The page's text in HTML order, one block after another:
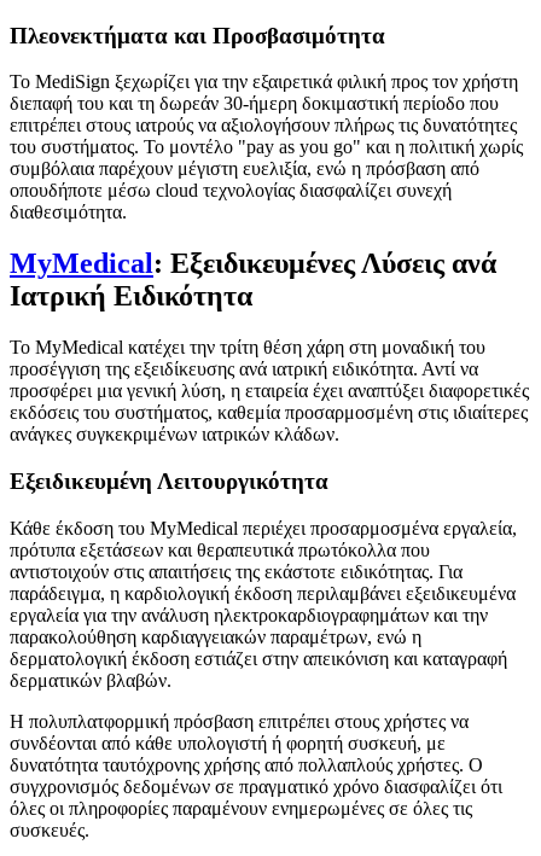
Πλεονεκτήματα και Προσβασιμότητα
Το MediSign ξεχωρίζει για την εξαιρετικά φιλική προς τον χρήστη
διεπαφή του και τη δωρεάν 30-ήμερη δοκιμαστική περίοδο που
επιτρέπει στους ιατρούς να αξιολογήσουν πλήρως τις δυνατότητες
του συστήματος. Το μοντέλο "pay as you go" και η πολιτική χωρίς
συμβόλαια παρέχουν μέγιστη ευελιξία, ενώ η πρόσβαση από
οπουδήποτε μέσω cloud τεχνολογίας διασφαλίζει συνεχή
διαθεσιμότητα.
MyMedical: Εξειδικευμένες Λύσεις ανά
Ιατρική Ειδικότητα
Το MyMedical κατέχει την τρίτη θέση χάρη στη μοναδική του
προσέγγιση της εξειδίκευσης ανά ιατρική ειδικότητα. Αντί να
προσφέρει μια γενική λύση, η εταιρεία έχει αναπτύξει διαφορετικές
εκδόσεις του συστήματος, καθεμία προσαρμοσμένη στις ιδιαίτερες
ανάγκες συγκεκριμένων ιατρικών κλάδων.
Εξειδικευμένη Λειτουργικότητα
Κάθε έκδοση του MyMedical περιέχει προσαρμοσμένα εργαλεία,
πρότυπα εξετάσεων και θεραπευτικά πρωτόκολλα που
αντιστοιχούν στις απαιτήσεις της εκάστοτε ειδικότητας. Για
παράδειγμα, η καρδιολογική έκδοση περιλαμβάνει εξειδικευμένα
εργαλεία για την ανάλυση ηλεκτροκαρδιογραφημάτων και την
παρακολούθηση καρδιαγγειακών παραμέτρων, ενώ η
δερματολογική έκδοση εστιάζει στην απεικόνιση και καταγραφή
δερματικών βλαβών.
Η πολυπλατφορμική πρόσβαση επιτρέπει στους χρήστες να
συνδέονται από κάθε υπολογιστή ή φορητή συσκευή, με
δυνατότητα ταυτόχρονης χρήσης από πολλαπλούς χρήστες. Ο
συγχρονισμός δεδομένων σε πραγματικό χρόνο διασφαλίζει ότι
όλες οι πληροφορίες παραμένουν ενημερωμένες σε όλες τις
συσκευές.